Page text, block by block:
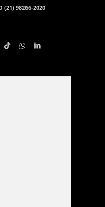
(21) 98266-2020